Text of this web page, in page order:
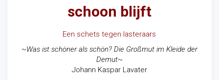
schoon blijft
Een schets tegen lasteraars
~Was ist schöner als schön? Die Großmut im Kleide der
Demut~
Johann Kaspar Lavater